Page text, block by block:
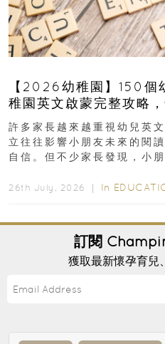
【2026幼稚園】150個
稚園英文啟蒙完整攻略
許多家長越來越重視幼兒英
立往往影響小朋友未來的閱
自信。但不少家長發現，小
26th July, 2026 ｜ In
訂閱
獲取最新懷孕育兒